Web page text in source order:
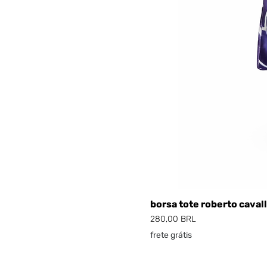
borsa tote roberto
Prezzo
280,00 BRL
frete grátis